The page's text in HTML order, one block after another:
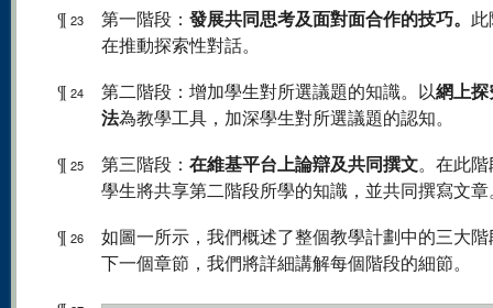
¶ 23 第一階段： 發展共同思考及面對面合作的技巧。
在推動探索性對話。
¶ 24 第二階段：增加學生對所選議題的知識。以網上
法為教學工具，加深學生對所選議題的認知。
¶ 25 第三階段： 在維基平台上論辯及共同撰文。在此
學生將共享第二階段所學的知識，並共同撰寫文章
¶ 26
如圖一所示，我們概述了整個教學計劃中的三大
下一個章節，我們將詳細講解每個階段的細節。